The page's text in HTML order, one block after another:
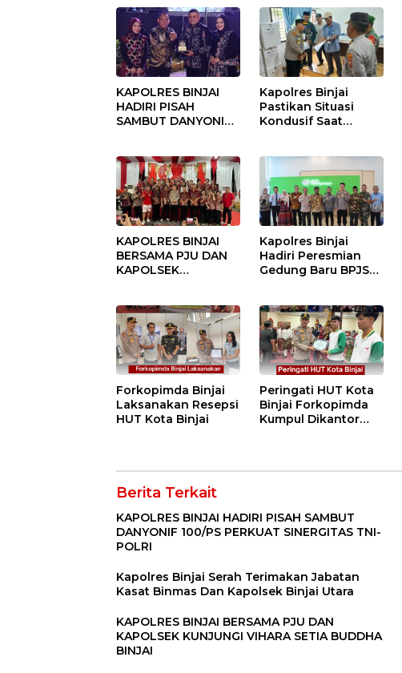
KAPOLRES BINJAI
HADIRI PISAH
SAMBUT DANYONIF
POLRI
Kapolres Binjai
Pastikan Situasi
Kondusif Saat
KAPOLRES BINJAI
BERSAMA PJU DAN
KAPOLSEK
BINJAI
Kapolres Binjai
Hadiri Peresmian
Gedung Baru BPJS
Perlindungan
Menyeluruh bagi
Pekerja”
Forkopimda Binjai
Laksanakan Resepsi
HUT Kota Binjai
Peringati HUT Kota
Binjai Forkopimda
Kumpul Dikantor
Berita Terkait
KAPOLRES BINJAI HADIRI PISAH SAMBUT
DANYONIF 100/PS PERKUAT SINERGITAS TNI-
POLRI
Kapolres Binjai Serah Terimakan Jabatan
Kasat Binmas Dan Kapolsek Binjai Utara
KAPOLRES BINJAI BERSAMA PJU DAN
KAPOLSEK KUNJUNGI VIHARA SETIA BUDDHA
BINJAI